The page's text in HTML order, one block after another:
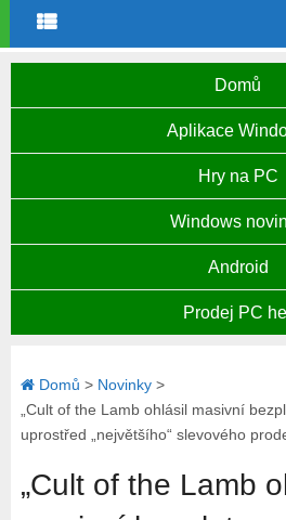
Domů
Aplikace
Hry na PC
Windows
Android
Prodej PC
Domů > Novinky>
„Cult of the Lamb ohlásil masivní
uprostřed „největšího“ slevového
„Cult of the Lamb